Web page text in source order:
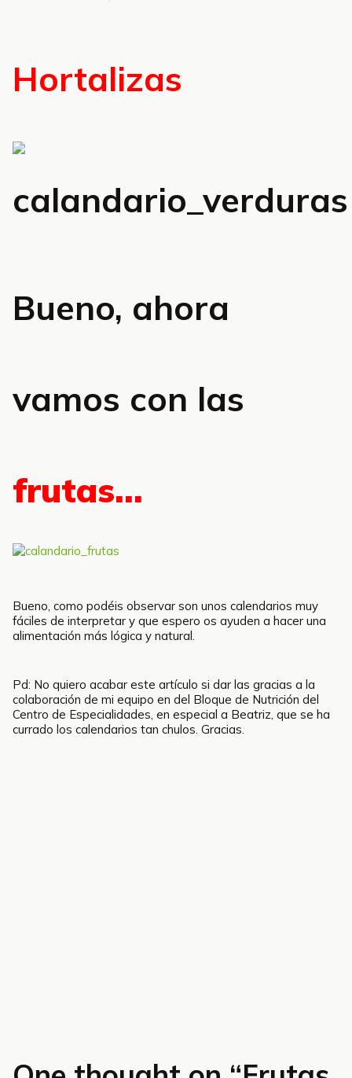
Hortalizas
Bueno, ahora
vamos con las
frutas…
Bueno, como podéis observar son unos calendarios muy
fáciles de interpretar y que espero os ayuden a hacer una
alimentación más lógica y natural.
Pd: No quiero acabar este artículo si dar las gracias a la
colaboración de mi equipo en del Bloque de Nutrición del
Centro de Especialidades, en especial a Beatriz, que se ha
currado los calendarios tan chulos. Gracias.